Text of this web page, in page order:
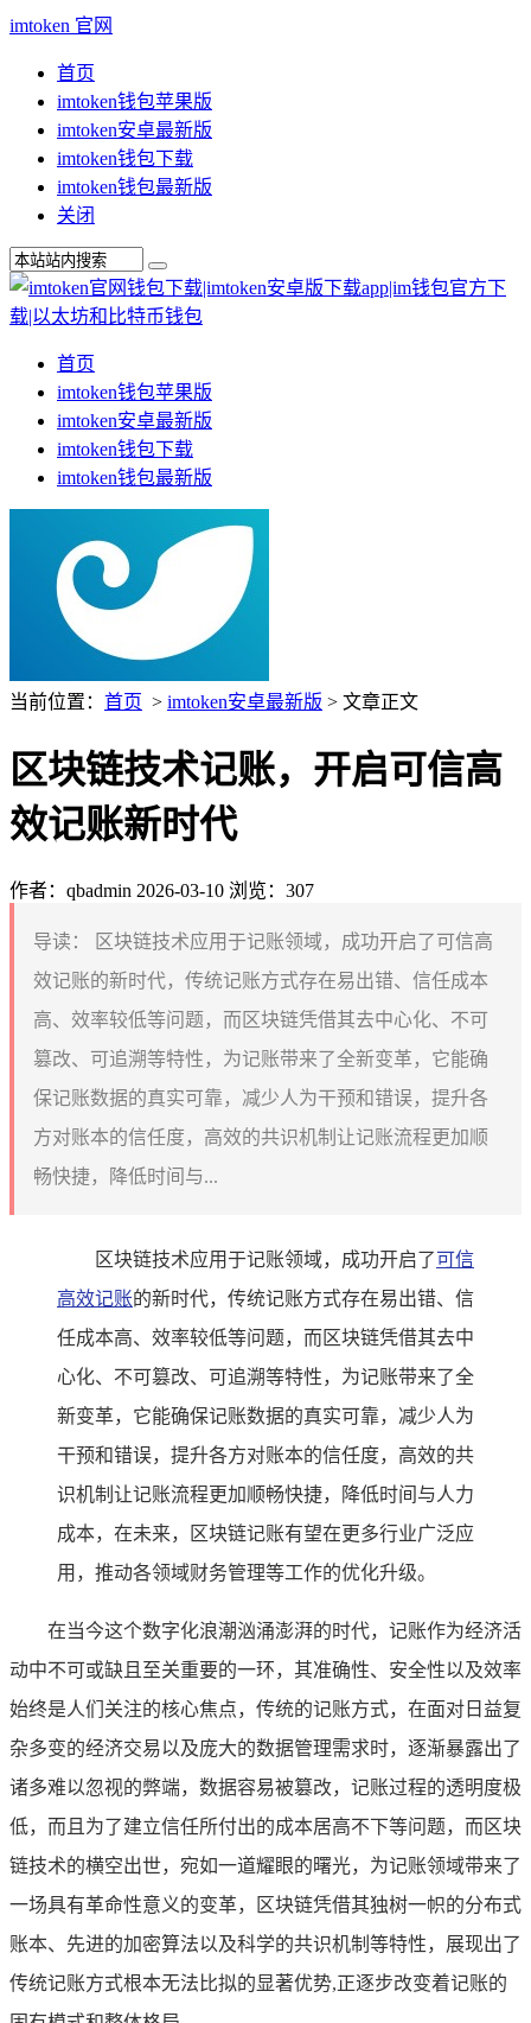
imtoken 官网
首页
imtoken钱包苹果版
imtoken安卓最新版
imtoken钱包下载
imtoken钱包最新版
关闭
首页
imtoken钱包苹果版
imtoken安卓最新版
imtoken钱包下载
imtoken钱包最新版
当前位置： 首页 > imtoken安卓最新版 > 文章正文
区块链技术记账，开启可信高
效记账新时代
作者：qbadmin 2026-03-10 浏览：307
导读：
区块链技术应用于记账领域，成功开启了可信高
效记账的新时代，传统记账方式存在易出错、信任成本
高、效率较低等问题，而区块链凭借其去中心化、不可
篡改、可追溯等特性，为记账带来了全新变革，它能确
保记账数据的真实可靠，减少人为干预和错误，提升各
方对账本的信任度，高效的共识机制让记账流程更加顺
畅快捷，降低时间与...
区块链技术应用于记账领域，成功开启了可信
高效记账的新时代，传统记账方式存在易出错、信
任成本高、效率较低等问题，而区块链凭借其去中
心化、不可篡改、可追溯等特性，为记账带来了全
新变革，它能确保记账数据的真实可靠，减少人为
干预和错误，提升各方对账本的信任度，高效的共
识机制让记账流程更加顺畅快捷，降低时间与人力
成本，在未来，区块链记账有望在更多行业广泛应
用，推动各领域财务管理等工作的优化升级。
在当今这个数字化浪潮汹涌澎湃的时代，记账作为经济活
动中不可或缺且至关重要的一环，其准确性、安全性以及效率
始终是人们关注的核心焦点，传统的记账方式，在面对日益复
杂多变的经济交易以及庞大的数据管理需求时，逐渐暴露出了
诸多难以忽视的弊端，数据容易被篡改，记账过程的透明度极
低，而且为了建立信任所付出的成本居高不下等问题，而区块
链技术的横空出世，宛如一道耀眼的曙光，为记账领域带来了
一场具有革命性意义的变革，区块链凭借其独树一帜的分布式
账本、先进的加密算法以及科学的共识机制等特性，展现出了
传统记账方式根本无法比拟的显著优势,正逐步改变着记账的